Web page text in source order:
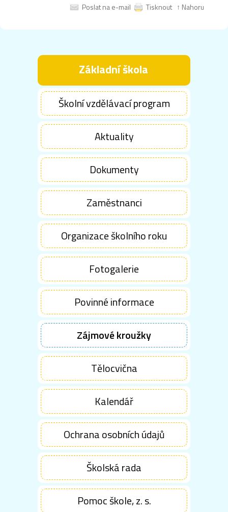
Poslat na e-mail Tisknout ↑ Nahoru
Základní škola
Školní vzdělávací program
Aktuality
Dokumenty
Zaměstnanci
Organizace školního roku
Fotogalerie
Povinné informace
Zájmové kroužky
Tělocvična
Kalendář
Ochrana osobních údajů
Školská rada
Pomoc škole, z. s.